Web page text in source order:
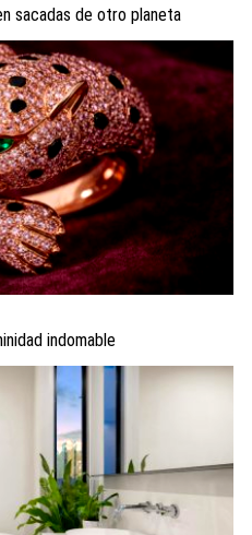
sacadas de otro planeta
indomable